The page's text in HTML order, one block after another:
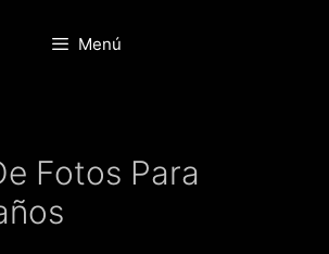
Menú
Fotos Para